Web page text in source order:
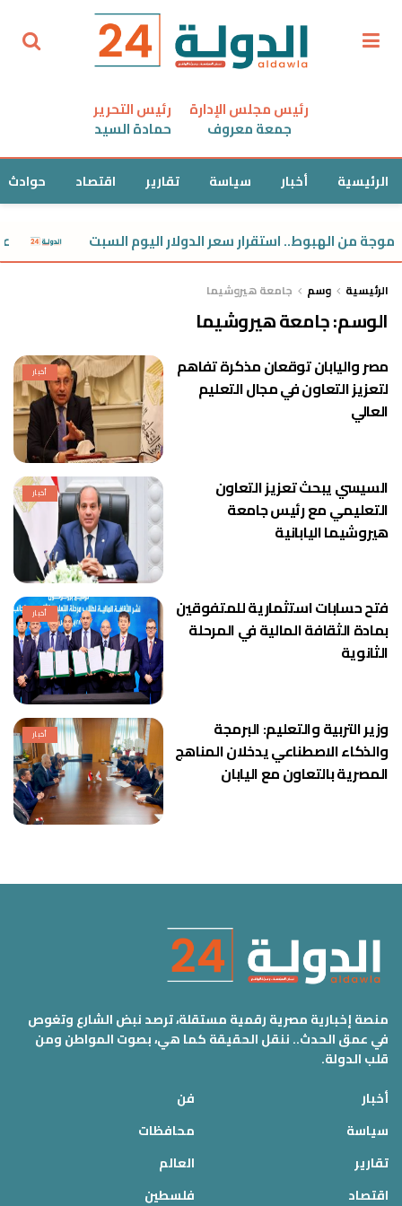
رئيس مجلس الإدارة
جمعة معروف
رئيس التحرير
حمادة السيد
الرئيسية أخبار سياسة تقارير اقتصاد حوادث
من الهبوط.. استقرار سعر الدولار اليوم السبت عيار 21
الرئيسية وسم جامعة هيروشيما
الوسم:جامعة هيروشيما
أخبار
مصر واليابان توقعان مذكرة تفاهم
لتعزيز التعاون في مجال التعليم
العالي
أخبار
السيسي يبحث تعزيز التعاون
التعليمي مع رئيس جامعة
هيروشيما اليابانية
أخبار
فتح حسابات استثمارية للمتفوقين
بمادة الثقافة المالية في المرحلة
الثانوية
أخبار
وزير التربية والتعليم: البرمجة
والذكاء الاصطناعي يدخلان المناهج
المصرية بالتعاون مع اليابان
منصة إخبارية مصرية رقمية مستقلة، ترصد نبض الشارع وتغوص
في عمق الحدث.. ننقل الحقيقة كما هي، بصوت المواطن ومن
قلب الدولة.
أخبار
سياسة
تقارير
اقتصاد
فن
محافظات
العالم
فلسطين